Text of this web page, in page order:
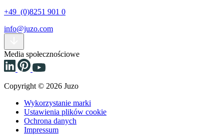
+49 (0)8251 901 0
info@juzo.com
Media społecznościowe
Copyright © 2026 Juzo
Wykorzystanie marki
Ustawienia plików cookie
Ochrona danych
Impressum